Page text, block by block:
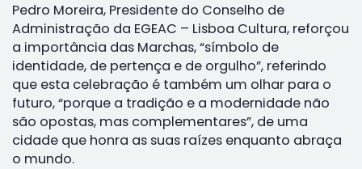
Pedro Moreira, Presidente do Conselho de
Administração da EGEAC – Lisboa Cultura, reforçou
a importância das Marchas, “símbolo de
identidade, de pertença e de orgulho”, referindo
que esta celebração é também um olhar para o
futuro, “porque a tradição e a modernidade não
são opostas, mas complementares”, de uma
cidade que honra as suas raízes enquanto abraça
o mundo.